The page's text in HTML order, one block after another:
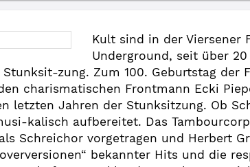
Kult sind in der Viersener
Underground, seit über
zung. Zum 100. Geburtstag der
charismatischen Frontmann Ecki
letzten Jahren der Stunksitzung. Ob
kalisch aufbereitet. Das
Schreichor vorgetragen und Herbert
bekannter Hits und die